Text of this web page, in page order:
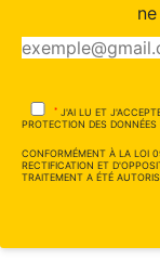
* J'AI LU ET
PROTECTION DES DONNÉES
CONFORMÉMENT À LA LOI
RECTIFICATION ET
TRAITEMENT A ÉTÉ